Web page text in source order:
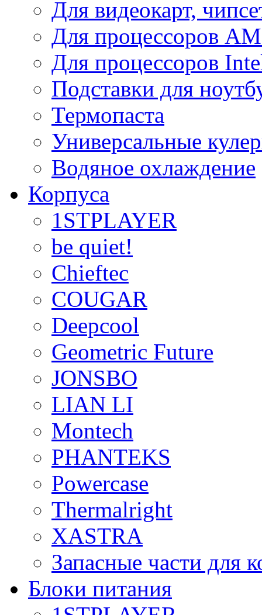
Для видеокарт,
Для процессоров
Для процессоров
Подставки для
Термопаста
Универсальные
Водяное охлаждение
Корпуса
1STPLAYER
be quiet!
Chieftec
COUGAR
Deepcool
Geometric Future
JONSBO
LIAN LI
Montech
PHANTEKS
Powercase
Thermalright
XASTRA
Запасные части для
Блоки питания